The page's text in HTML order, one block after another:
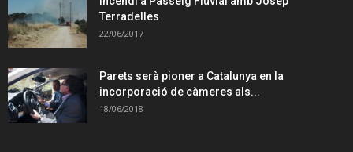
Terradelles
22/06/2017
Parets serà pioner a Catalunya en la
incorporació de càmeres als...
18/06/2018